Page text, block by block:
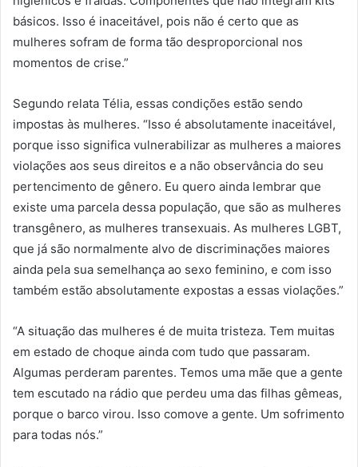
básicos. Isso é inaceitável, pois não é certo que as
mulheres sofram de forma tão desproporcional nos
momentos de crise.”
Segundo relata Télia, essas condições estão sendo
impostas às mulheres. “Isso é absolutamente inaceitável,
porque isso significa vulnerabilizar as mulheres a maiores
violações aos seus direitos e a não observância do seu
pertencimento de gênero. Eu quero ainda lembrar que
existe uma parcela dessa população, que são as mulheres
transgênero, as mulheres transexuais. As mulheres LGBT,
que já são normalmente alvo de discriminações maiores
ainda pela sua semelhança ao sexo feminino, e com isso
também estão absolutamente expostas a essas violações.”
“A situação das mulheres é de muita tristeza. Tem muitas
em estado de choque ainda com tudo que passaram.
Algumas perderam parentes. Temos uma mãe que a gente
tem escutado na rádio que perdeu uma das filhas gêmeas,
porque o barco virou. Isso comove a gente. Um sofrimento
para todas nós.”